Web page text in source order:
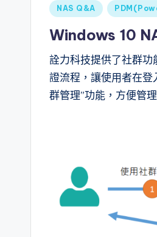
Posted
NAS Q&A
Windows 10
詮力科技提供了社群
證流程，讓使用者在登
群管理”功能，方便管